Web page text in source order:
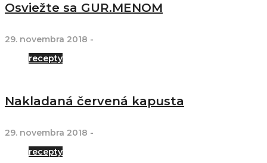
Osviežte sa GUR.MENOM
29. novembra 2018 -
recepty
Nakladaná červená kapusta
29. novembra 2018 -
recepty